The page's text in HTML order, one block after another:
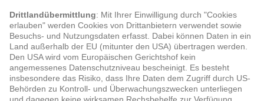
jö Bonus Club Partner